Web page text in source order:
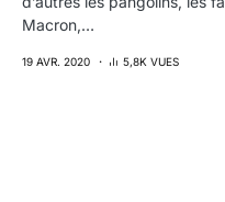
Macron,…
19 AVR. 2020 5,8K VUES